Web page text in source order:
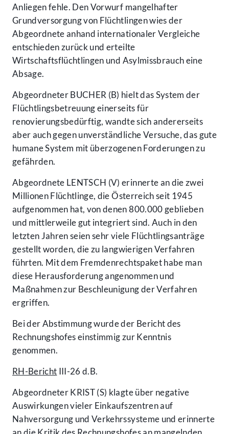
Anliegen fehle. Den Vorwurf mangelhafter
Grundversorgung von Flüchtlingen wies der
Abgeordnete anhand internationaler Vergleiche
entschieden zurück und erteilte
Wirtschaftsflüchtlingen und Asylmissbrauch eine
Absage.
Abgeordneter BUCHER (B) hielt das System der
Flüchtlingsbetreuung einerseits für
renovierungsbedürftig, wandte sich andererseits
aber auch gegen unverständliche Versuche, das gute
humane System mit überzogenen Forderungen zu
gefährden.
Abgeordnete LENTSCH (V) erinnerte an die zwei
Millionen Flüchtlinge, die Österreich seit 1945
aufgenommen hat, von denen 800.000 geblieben
und mittlerweile gut integriert sind. Auch in den
letzten Jahren seien sehr viele Flüchtlingsanträge
gestellt worden, die zu langwierigen Verfahren
führten. Mit dem Fremdenrechtspaket habe man
diese Herausforderung angenommen und
Maßnahmen zur Beschleunigung der Verfahren
ergriffen.
Bei der Abstimmung wurde der Bericht des
Rechnungshofes einstimmig zur Kenntnis
genommen.
RH-Bericht III-26 d.B.
Abgeordneter KRIST (S) klagte über negative
Auswirkungen vieler Einkaufszentren auf
Nahversorgung und Verkehrssysteme und erinnerte